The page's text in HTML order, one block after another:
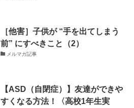
［他害］子供が “手を出てしまう
前” にすべきこと（2）
メルマガ記事
【ASD（自閉症）】友達ができや
すくなる方法！〈高校1年生実